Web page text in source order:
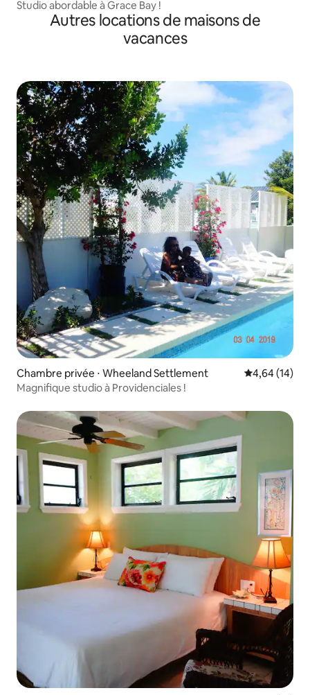
Studio abordable à Grace Bay !
Autres locations de maisons de
vacances
Chambre privée ⋅ Wheeland Settlement Évaluation
4,64 (14)
Magnifique studio à Providenciales !